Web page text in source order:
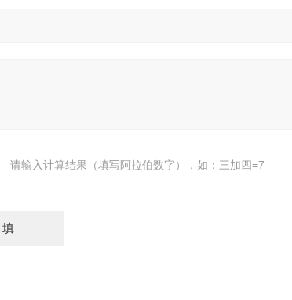
请输入计算结果（填写阿拉伯数字），如：三加四=7